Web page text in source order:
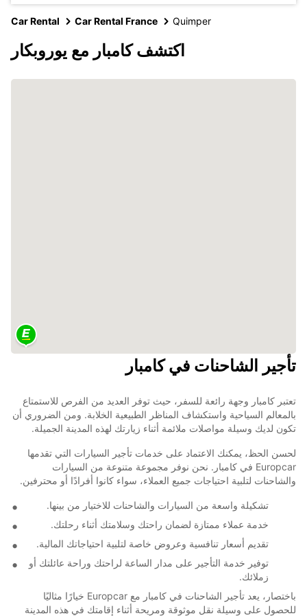
Car Rental Car Rental France Quimper
اكتشف كامبار مع يوروبكار
تأجير الشاحنات في كامبار
تعتبر كامبار وجهة رائعة للسفر، حيث توفر العديد من الفرص للاستمتاع
بالمعالم السياحية واستكشاف المناظر الطبيعية الخلابة. ومن الضروري أن
تكون لديك وسيلة مواصلات ملائمة أثناء زيارتك لهذه المدينة الجميلة.
لحسن الحظ، يمكنك الاعتماد على خدمات تأجير السيارات التي تقدمها
Europcar في كامبار. نحن نوفر مجموعة متنوعة من السيارات
والشاحنات لتلبية احتياجات جميع العملاء، سواء كانوا أفرادًا أو محترفين.
تشكيلة واسعة من السيارات والشاحنات للاختيار من بينها.
خدمة عملاء ممتازة لضمان راحتك وسلامتك أثناء رحلتك.
تقديم أسعار تنافسية وعروض خاصة لتلبية احتياجاتك المالية.
توفير خدمة التأجير على مدار الساعة لراحتك وراحة عائلتك أو
زملائك.
باختصار، يعد تأجير الشاحنات في كامبار مع Europcar خيارًا مثاليًا
للحصول على وسيلة نقل موثوقة ومريحة أثناء إقامتك في هذه المدينة